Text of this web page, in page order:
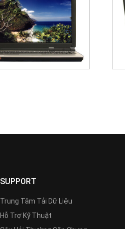
SUPPORT
Trung Tâm Tải Dữ Liệu
Hỗ Trợ Kỹ Thuật